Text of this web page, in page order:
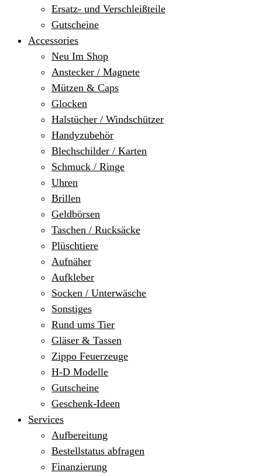
Ersatz- und Verschleißteile
Gutscheine
Accessories
Neu Im Shop
Anstecker / Magnete
Mützen & Caps
Glocken
Halstücher / Windschützer
Handyzubehör
Blechschilder / Karten
Schmuck / Ringe
Uhren
Brillen
Geldbörsen
Taschen / Rucksäcke
Plüschtiere
Aufnäher
Aufkleber
Socken / Unterwäsche
Sonstiges
Rund ums Tier
Gläser & Tassen
Zippo Feuerzeuge
H-D Modelle
Gutscheine
Geschenk-Ideen
Services
Aufbereitung
Bestellstatus abfragen
Finanzierung